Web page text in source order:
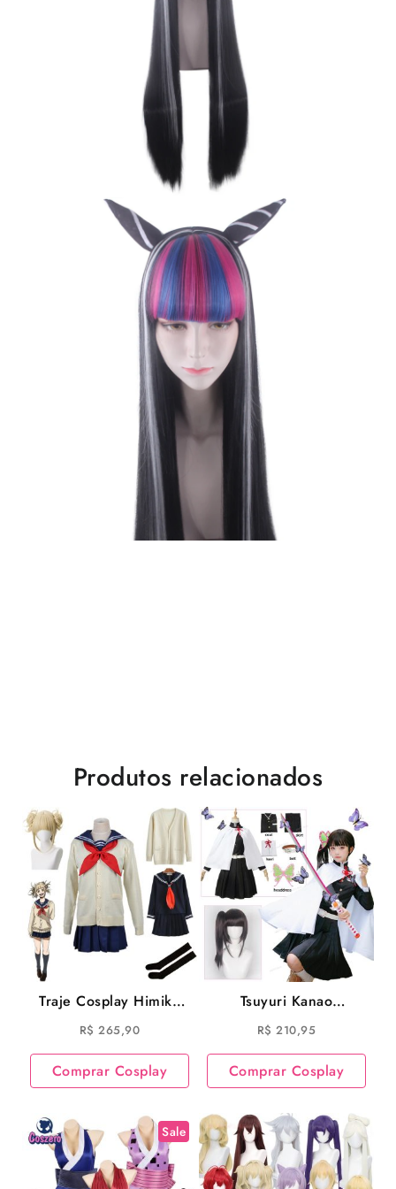
Produtos relacionados
Traje Cosplay Himiko
Toga Cosplay Anime
My Hero Academia
R$ 265,90
Comprar Cosplay
Tsuyuri Kanao
Uniforme Cosplay
Demon Slayer Anime
Cosplay
R$ 210,95
Comprar Cosplay
Sale